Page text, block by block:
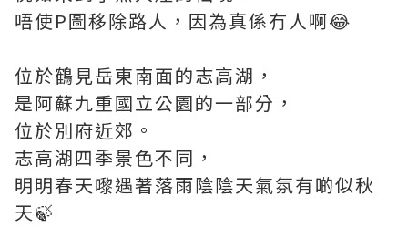
唔使P圖移除路人，因為真係冇人啊😂
位於鶴見岳東南面的志高湖，
是阿蘇九重國立公園的一部分，
位於別府近郊。
志高湖四季景色不同，
明明春天嚟遇著落雨陰陰天氣氛有啲似秋
天🍃